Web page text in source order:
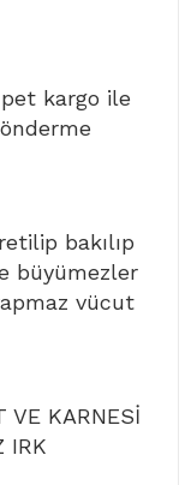
pet kargo ile
bakılıp
büyümezler
vücut
VE KARNESİ
IRK